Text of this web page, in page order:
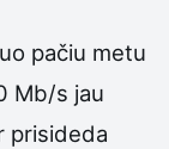
pačiu metu
Mb/s jau
prisideda